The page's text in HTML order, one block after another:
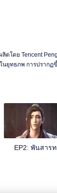
ในยุทธภพ การปราก
EP2: พันสารท